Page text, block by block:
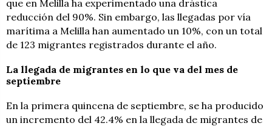
que en Melilla ha experimentado una drástica
reducción del 90%. Sin embargo, las llegadas por vía
marítima a Melilla han aumentado un 10%, con un total
de 123 migrantes registrados durante el año.
La llegada de migrantes en lo que va del mes de
septiembre
En la primera quincena de septiembre, se ha producido
un incremento del 42.4% en la llegada de migrantes de